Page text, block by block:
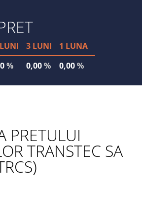
3 LUNI
1 LUNA
% 0,00% 0,00%
PRETULUI
TRANSTEC SA